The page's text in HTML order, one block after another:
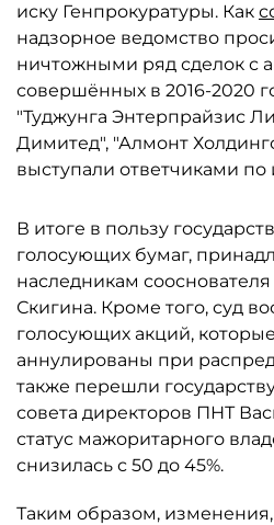
иску Генпрокуратуры. Как
надзорное ведомство
ничтожными ряд сделок с
совершённых в 2016-2020
"Туджунга Энтерпрайзис
Димитед", "Алмонт
выступали ответчиками по
В итоге в пользу
голосующих бумаг,
наследникам
Скигина. Кроме того, суд
голосующих акций,
аннулированы при
также перешли
совета директоров ПНТ
статус мажоритарного
снизилась с 50 до 45%.
Таким образом, изменения,